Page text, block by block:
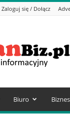
Zaloguj się / Dołącz
–
Informacje
biznesowe
Biuro Biznes